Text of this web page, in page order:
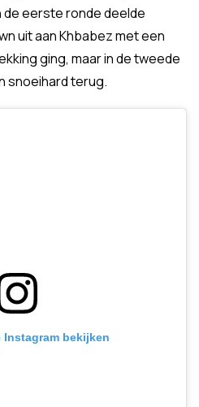
eerste ronde deelde
uit aan Khbabez met een
ging, maar in de tweede
snoeihard terug.
bekijken